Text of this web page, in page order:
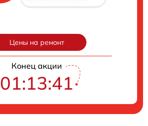
Цены на ремонт
Конец акции
01:13:40